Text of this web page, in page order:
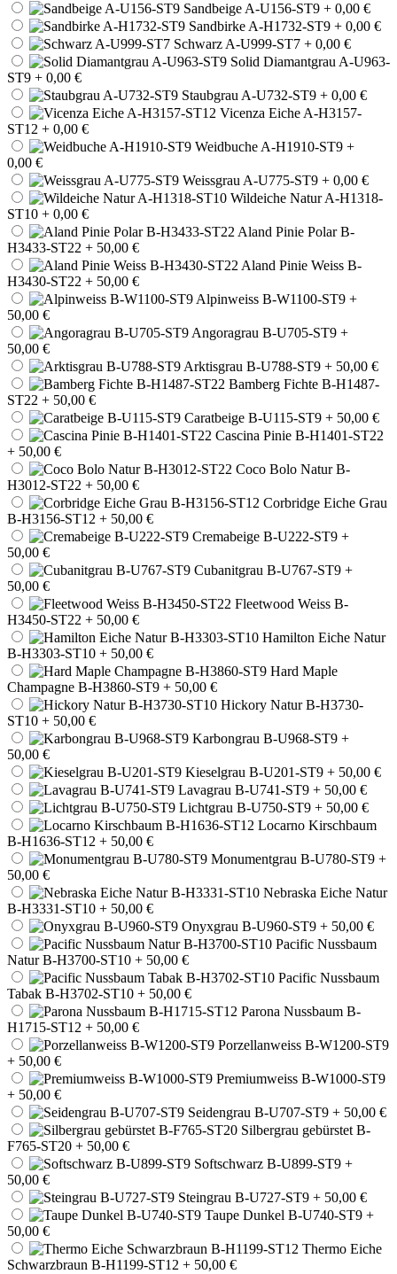
Sandbeige A-U156-ST9 + 0,00 €
Sandbirke A-H1732-ST9 + 0,00 €
Schwarz A-U999-ST7 + 0,00 €
Solid Diamantgrau A-U963-
ST9 + 0,00 €
Staubgrau A-U732-ST9 + 0,00 €
Vicenza Eiche A-H3157-
ST12 + 0,00 €
Weidbuche A-H1910-ST9 +
0,00 €
Weissgrau A-U775-ST9 + 0,00 €
Wildeiche Natur A-H1318-
ST10 + 0,00 €
Aland Pinie Polar B-
H3433-ST22 + 50,00 €
Aland Pinie Weiss B-
H3430-ST22 + 50,00 €
Alpinweiss B-W1100-ST9 +
50,00 €
Angoragrau B-U705-ST9 +
50,00 €
Arktisgrau B-U788-ST9 + 50,00 €
Bamberg Fichte B-H1487-
ST22 + 50,00 €
Caratbeige B-U115-ST9 + 50,00 €
Cascina Pinie B-H1401-ST22
+ 50,00 €
Coco Bolo Natur B-
H3012-ST22 + 50,00 €
Corbridge Eiche Grau
B-H3156-ST12 + 50,00 €
Cremabeige B-U222-ST9 +
50,00 €
Cubanitgrau B-U767-ST9 +
50,00 €
Fleetwood Weiss B-
H3450-ST22 + 50,00 €
Hamilton Eiche Natur
B-H3303-ST10 + 50,00 €
Hard Maple
Champagne B-H3860-ST9 + 50,00 €
Hickory Natur B-H3730-
ST10 + 50,00 €
Karbongrau B-U968-ST9 +
50,00 €
Kieselgrau B-U201-ST9 + 50,00 €
Lavagrau B-U741-ST9 + 50,00 €
Lichtgrau B-U750-ST9 + 50,00 €
Locarno Kirschbaum
B-H1636-ST12 + 50,00 €
Monumentgrau B-U780-ST9 +
50,00 €
Nebraska Eiche Natur
B-H3331-ST10 + 50,00 €
Onyxgrau B-U960-ST9 + 50,00 €
Pacific Nussbaum
Natur B-H3700-ST10 + 50,00 €
Pacific Nussbaum
Tabak B-H3702-ST10 + 50,00 €
Parona Nussbaum B-
H1715-ST12 + 50,00 €
Porzellanweiss B-W1200-ST9
+ 50,00 €
Premiumweiss B-W1000-ST9
+ 50,00 €
Seidengrau B-U707-ST9 + 50,00 €
Silbergrau gebürstet B-
F765-ST20 + 50,00 €
Softschwarz B-U899-ST9 +
50,00 €
Steingrau B-U727-ST9 + 50,00 €
Taupe Dunkel B-U740-ST9 +
50,00 €
Thermo Eiche
Schwarzbraun B-H1199-ST12 + 50,00 €